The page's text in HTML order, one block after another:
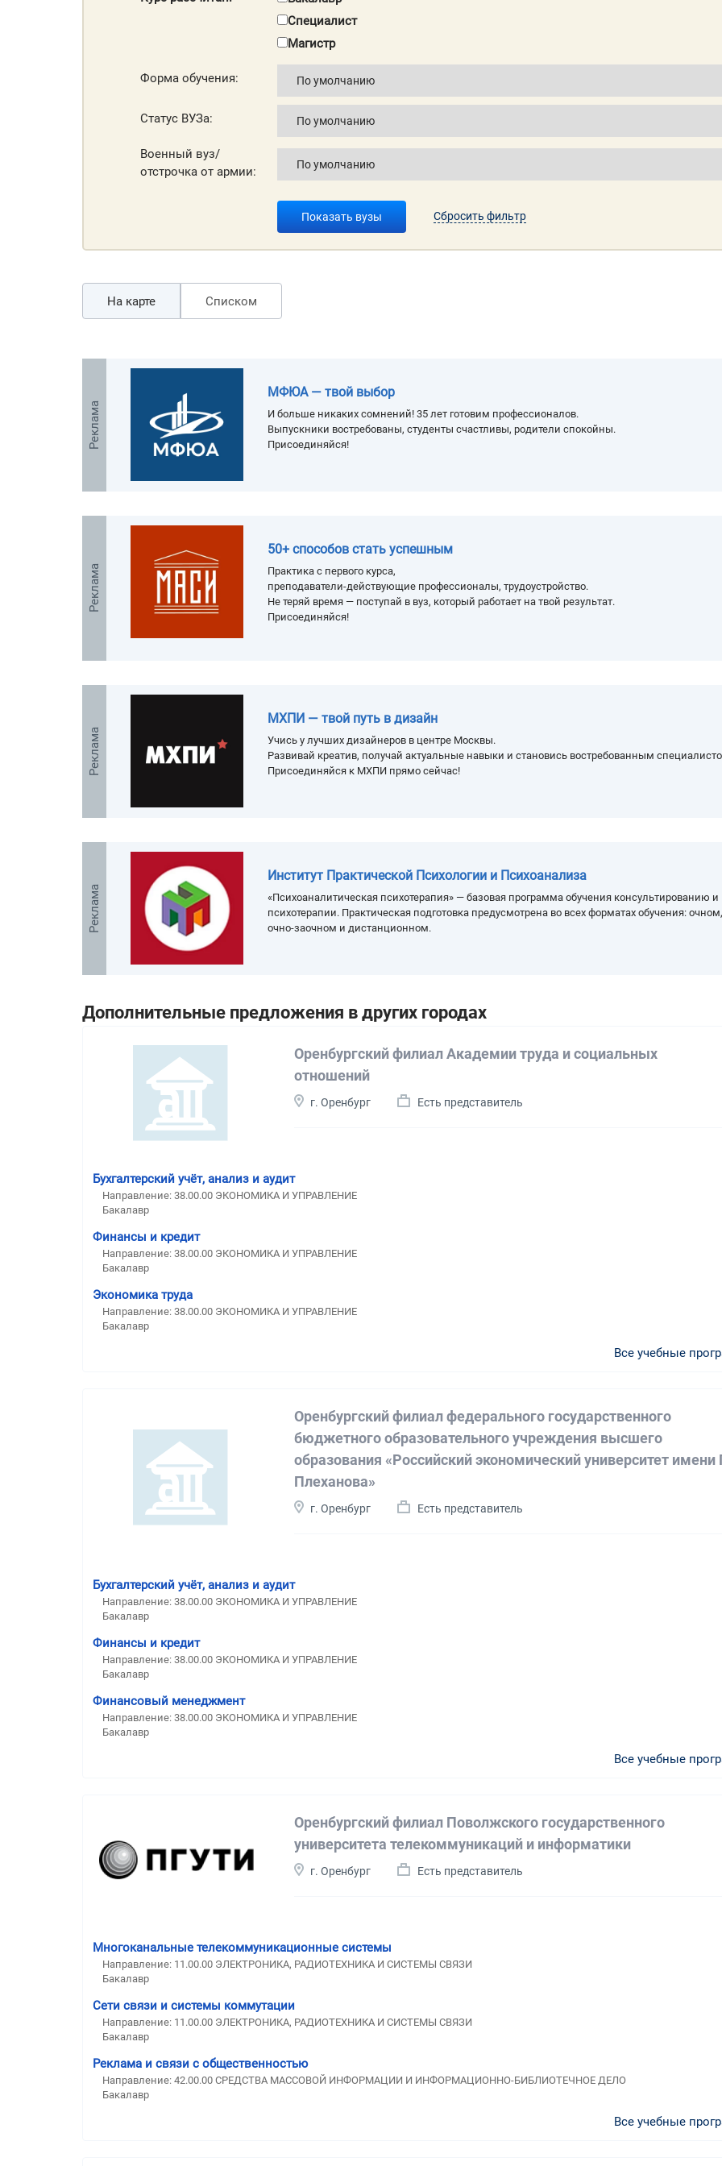
Специалист
Магистр
Форма обучения:
Статус ВУЗа:
Военный вуз/
отстрочка от армии:
Показать вузы Сбросить фильтр
На карте Списком
Реклама
МФЮА — твой выбор
И больше никаких сомнений! 35 лет готовим профессионалов.
Выпускники востребованы, студенты счастливы, родители спокойны.
Присоединяйся!
Реклама
50+ способов стать успешным
Практика с первого курса,
преподаватели-действующие профессионалы, трудоустройство.
Не теряй время — поступай в вуз, который работает на твой результат.
Присоединяйся!
Реклама
МХПИ — твой путь в дизайн
Учись у лучших дизайнеров в центре Москвы.
Развивай креатив, получай актуальные навыки и становись востребованным
Присоединяйся к МХПИ прямо сейчас!
Реклама
Институт Практической Психологии и Психоанализа
«Психоаналитическая психотерапия» — базовая программа обучения консультированию и
психотерапии. Практическая подготовка предусмотрена во всех форматах обучения: очном,
очно-заочном и дистанционном.
Дополнительные предложения в других городах
Оренбургский филиал Академии труда и социальных
отношений
г. Оренбург Есть представитель
Бухгалтерский учёт, анализ и аудит
Направление: 38.00.00 ЭКОНОМИКА И УПРАВЛЕНИЕ
Бакалавр
Финансы и кредит
Направление: 38.00.00 ЭКОНОМИКА И УПРАВЛЕНИЕ
Бакалавр
Экономика труда
Направление: 38.00.00 ЭКОНОМИКА И УПРАВЛЕНИЕ
Бакалавр
Все учебные
Оренбургский филиал федерального государственного
бюджетного образовательного учреждения высшего
образования «Российский экономический университет имени
Плеханова»
г. Оренбург Есть представитель
Бухгалтерский учёт, анализ и аудит
Направление: 38.00.00 ЭКОНОМИКА И УПРАВЛЕНИЕ
Бакалавр
Финансы и кредит
Направление: 38.00.00 ЭКОНОМИКА И УПРАВЛЕНИЕ
Бакалавр
Финансовый менеджмент
Направление: 38.00.00 ЭКОНОМИКА И УПРАВЛЕНИЕ
Бакалавр
Все учебные
Оренбургский филиал Поволжского государственного
университета телекоммуникаций и информатики
г. Оренбург Есть представитель
Многоканальные телекоммуникационные системы
Направление: 11.00.00 ЭЛЕКТРОНИКА, РАДИОТЕХНИКА И СИСТЕМЫ СВЯЗИ
Бакалавр
Сети связи и системы коммутации
Направление: 11.00.00 ЭЛЕКТРОНИКА, РАДИОТЕХНИКА И СИСТЕМЫ СВЯЗИ
Бакалавр
Реклама и связи с общественностью
Направление: 42.00.00 СРЕДСТВА МАССОВОЙ ИНФОРМАЦИИ И ИНФОРМАЦИОННО-БИБЛИОТЕЧНОЕ ДЕЛО
Бакалавр
Все учебные